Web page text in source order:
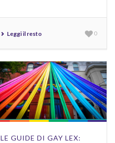
Leggi il resto 0
LE GUIDE DI GAY LEX: